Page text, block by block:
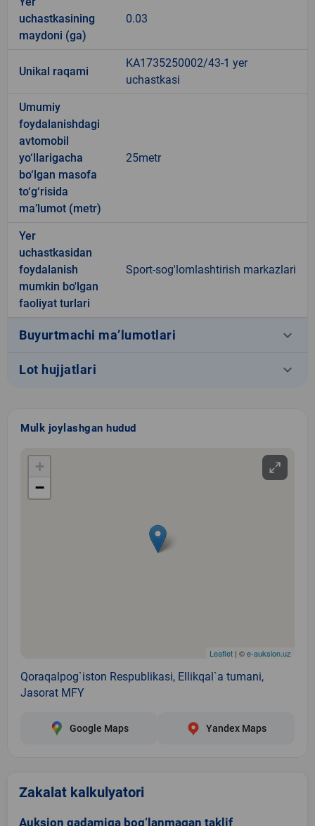
uchastkasining
maydoni (ga)
0.03
Unikal raqami
KA1735250002/43-1 yer
uchastkasi
Umumiy
foydalanishdagi
avtomobil
yo‘llarigacha
bo‘lgan masofa
to‘g‘risida
ma’lumot (metr)
25metr
Yer
uchastkasidan
foydalanish
mumkin bo'lgan
faoliyat turlari
Sport-sog'lomlashtirish markazlari
Buyurtmachi ma’lumotlari keyboard_arrow_down
Lot hujjatlari keyboard_arrow_down
Mulk joylashgan hudud
+
−
Leaflet | ©e-auksion.uz
Qoraqalpog`iston Respublikasi, Ellikqal`a tumani,
Jasorat MFY
Google Maps Yandex Maps
Zakalat kalkulyatori
Auksion qadamiga bog‘lanmagan taklif